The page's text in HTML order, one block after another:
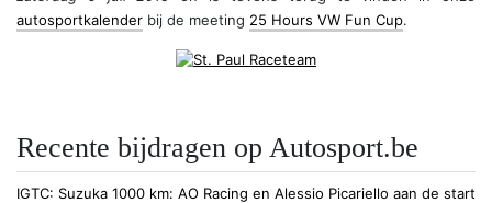
autosportkalender bij de meeting 25 Hours VW Fun Cup.
Recente bijdragen op Autosport.be
IGTC Suzuka 1000 km: AO Racing en Alessio Picariello aan de start